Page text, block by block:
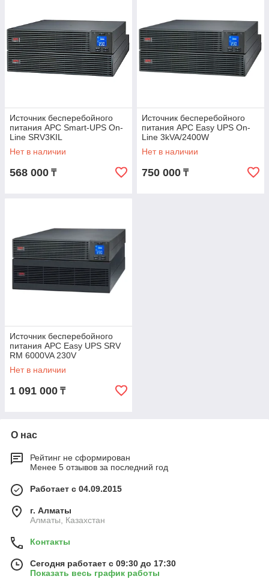
Источник бесперебойного
питания APC Smart-UPS On-
Line SRV3KIL
Нет в наличии
568 000 ₸
Источник бесперебойного
питания APC Easy UPS On-
Line 3kVA/2400W
SRV3KRILRK
Нет в наличии
750 000 ₸
Источник бесперебойного
питания APC Easy UPS SRV
RM 6000VA 230V
SRV6KRILRK
Нет в наличии
1 091 000 ₸
О нас
Рейтинг не сформирован
Менее 5 отзывов за последний год
Работает с 04.09.2015
г. Алматы
Алматы, Казахстан
Контакты
Сегодня работает с 09:30 до 17:30
Показать весь график работы